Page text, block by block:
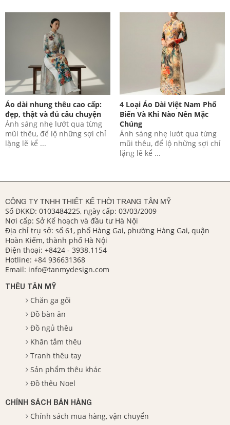
Áo dài nhung thêu cao cấp:
đẹp, thật và đủ câu chuyện
Ánh sáng nhẹ lướt qua từng
mũi thêu, để lộ những sợi chỉ
lặng lẽ kể ...
4 Loại Áo Dài Việt Nam Phổ
Biến Và Khi Nào Nên Mặc
Chúng
Ánh sáng nhẹ lướt qua từng
mũi thêu, để lộ những sợi chỉ
lặng lẽ kể ...
CÔNG TY TNHH THIẾT KẾ THỜI TRANG TÂN MỸ
Số ĐKKD: 0103484225, ngày cấp: 03/03/2009
Nơi cấp: Sở Kế hoạch và đầu tư Hà Nội
Địa chỉ trụ sở: số 61, phố Hàng Gai, phường Hàng Gai, quận
Hoàn Kiếm, thành phố Hà Nội
Điện thoại: +8424 - 3938.1154
Hotline: +84 936631368
Email: info@tanmydesign.com
THÊU TÂN MỸ
Chăn ga gối
Đồ bàn ăn
Đồ ngủ thêu
Khăn tắm thêu
Tranh thêu tay
Sản phẩm thêu khác
Đồ thêu Noel
CHÍNH SÁCH BÁN HÀNG
Chính sách mua hàng, vận chuyển